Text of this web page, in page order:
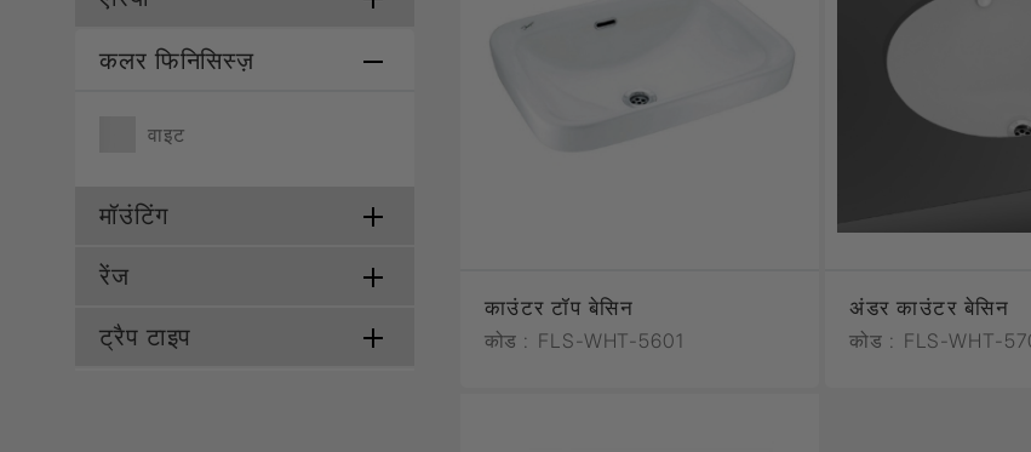
कलर फिनिसिस्ज़
वाइट
मॉउंटिंग
रेंज
ट्रैप टाइप
काउंटर टॉप बेसिन
कोड : FLS-WHT-5601
अंडर काउंटर बेसिन
कोड : FLS-WHT-